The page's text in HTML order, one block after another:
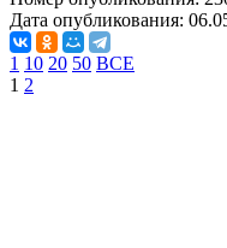
Дата опубликования:
1 10 20 50 ВСЕ
1 2